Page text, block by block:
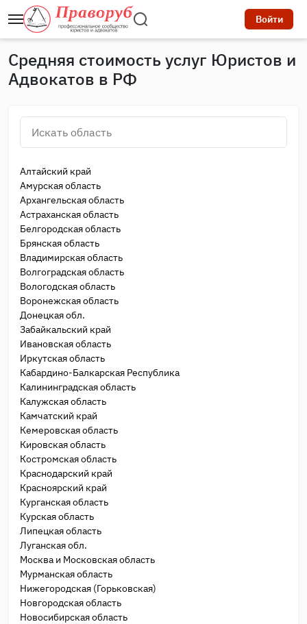
Войти
Средняя стоимость услуг Юристов и
Адвокатов в РФ
Алтайский край
Амурская область
Архангельская область
Астраханская область
Белгородская область
Брянская область
Владимирская область
Волгоградская область
Вологодская область
Воронежская область
Донецкая обл.
Забайкальский край
Ивановская область
Иркутская область
Кабардино-Балкарская Республика
Калининградская область
Калужская область
Камчатский край
Кемеровская область
Кировская область
Костромская область
Краснодарский край
Красноярский край
Курганская область
Курская область
Липецкая область
Луганская обл.
Москва и Московская область
Мурманская область
Нижегородская (Горьковская)
Новгородская область
Новосибирская область